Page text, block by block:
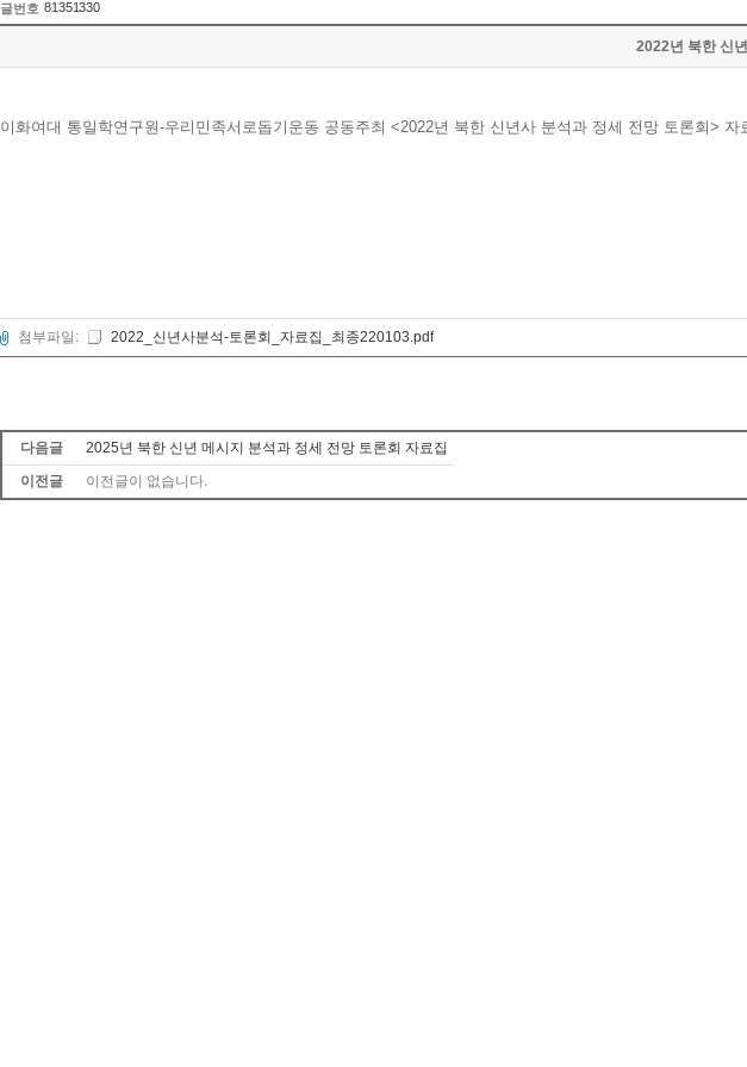
글번호 81351330
2022년 북한 신
이화여대 통일학연구원-우리민족서로돕기운동 공동주최 <2022년 북한 신년사 분석과 정세 전망 토론회> 자
첨부파일: 2022_신년사분석-토론회_자료집_최종220103.pdf
다음글
2025년 북한 신년 메시지 분석과 정세 전망 토론회 자료집
이전글
이전글이 없습니다.